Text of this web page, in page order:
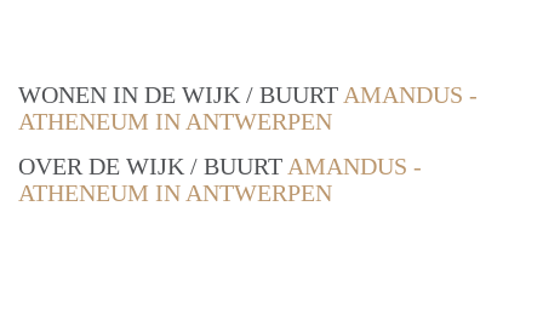
WONEN IN DE WIJK / BUURT AMANDUS -
ATHENEUM IN ANTWERPEN
OVER DE WIJK / BUURT AMANDUS -
ATHENEUM IN ANTWERPEN